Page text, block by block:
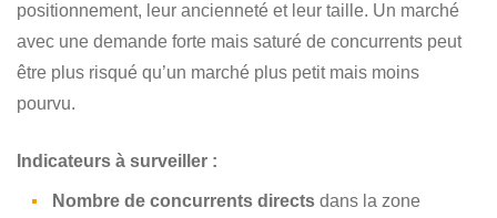
positionnement, leur ancienneté et leur taille. Un marché
avec une demande forte mais saturé de concurrents peut
être plus risqué qu’un marché plus petit mais moins
pourvu.
Indicateurs à surveiller :
Nombre de concurrents directs dans la zone